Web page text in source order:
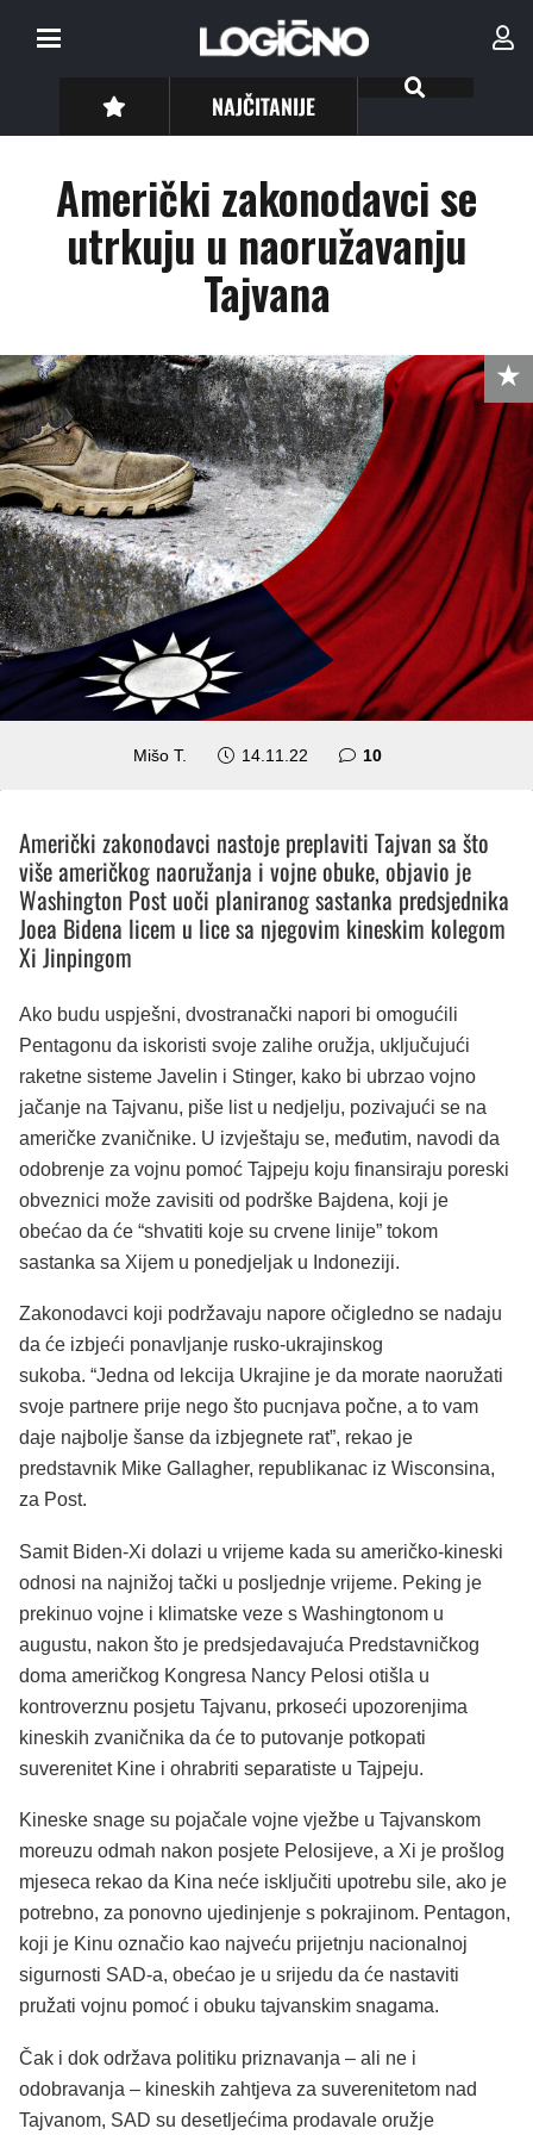
NAJČITANIJE
Američki zakonodavci se
utrkuju u naoružavanju
Tajvana
Mišo T. 14.11.22 10komentara
Američki zakonodavci nastoje preplaviti Tajvan sa što
više američkog naoružanja i vojne obuke, objavio je
Washington Post uoči planiranog sastanka predsjednika
Joea Bidena licem u lice sa njegovim kineskim kolegom
Xi Jinpingom
Ako budu uspješni, dvostranački napori bi omogućili
Pentagonu da iskoristi svoje zalihe oružja, uključujući
raketne sisteme Javelin i Stinger, kako bi ubrzao vojno
jačanje na Tajvanu, piše list u nedjelju, pozivajući se na
američke zvaničnike. U izvještaju se, međutim, navodi da
odobrenje za vojnu pomoć Tajpeju koju finansiraju poreski
obveznici može zavisiti od podrške Bajdena, koji je
obećao da će “shvatiti koje su crvene linije” tokom
sastanka sa Xijem u ponedjeljak u Indoneziji.
Zakonodavci koji podržavaju napore očigledno se nadaju
da će izbjeći ponavljanje rusko-ukrajinskog
sukoba. “Jedna od lekcija Ukrajine je da morate naoružati
svoje partnere prije nego što pucnjava počne, a to vam
daje najbolje šanse da izbjegnete rat”, rekao je
predstavnik Mike Gallagher, republikanac iz Wisconsina,
za Post.
Samit Biden-Xi dolazi u vrijeme kada su američko-kineski
odnosi na najnižoj tački u posljednje vrijeme. Peking je
prekinuo vojne i klimatske veze s Washingtonom u
augustu, nakon što je predsjedavajuća Predstavničkog
doma američkog Kongresa Nancy Pelosi otišla u
kontroverznu posjetu Tajvanu, prkoseći upozorenjima
kineskih zvaničnika da će to putovanje potkopati
suverenitet Kine i ohrabriti separatiste u Tajpeju.
Kineske snage su pojačale vojne vježbe u Tajvanskom
moreuzu odmah nakon posjete Pelosijeve, a Xi je prošlog
mjeseca rekao da Kina neće isključiti upotrebu sile, ako je
potrebno, za ponovno ujedinjenje s pokrajinom. Pentagon,
koji je Kinu označio kao najveću prijetnju nacionalnoj
sigurnosti SAD-a, obećao je u srijedu da će nastaviti
pružati vojnu pomoć i obuku tajvanskim snagama.
Čak i dok održava politiku priznavanja – ali ne i
odobravanja – kineskih zahtjeva za suverenitetom nad
Tajvanom, SAD su desetljećima prodavale oružje